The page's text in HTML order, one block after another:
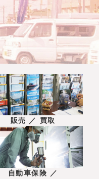
販売 ／ 買取
自動車保険 ／